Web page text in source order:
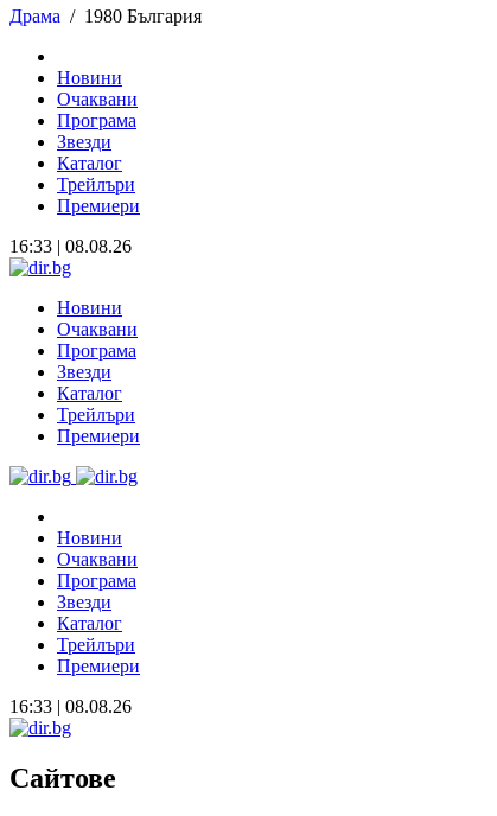
Драма / 1980 България
Новини
Очаквани
Програма
Звезди
Каталог
Трейлъри
Премиери
16:33 | 08.08.26
Новини
Очаквани
Програма
Звезди
Каталог
Трейлъри
Премиери
Новини
Очаквани
Програма
Звезди
Каталог
Трейлъри
Премиери
16:33 | 08.08.26
Сайтове